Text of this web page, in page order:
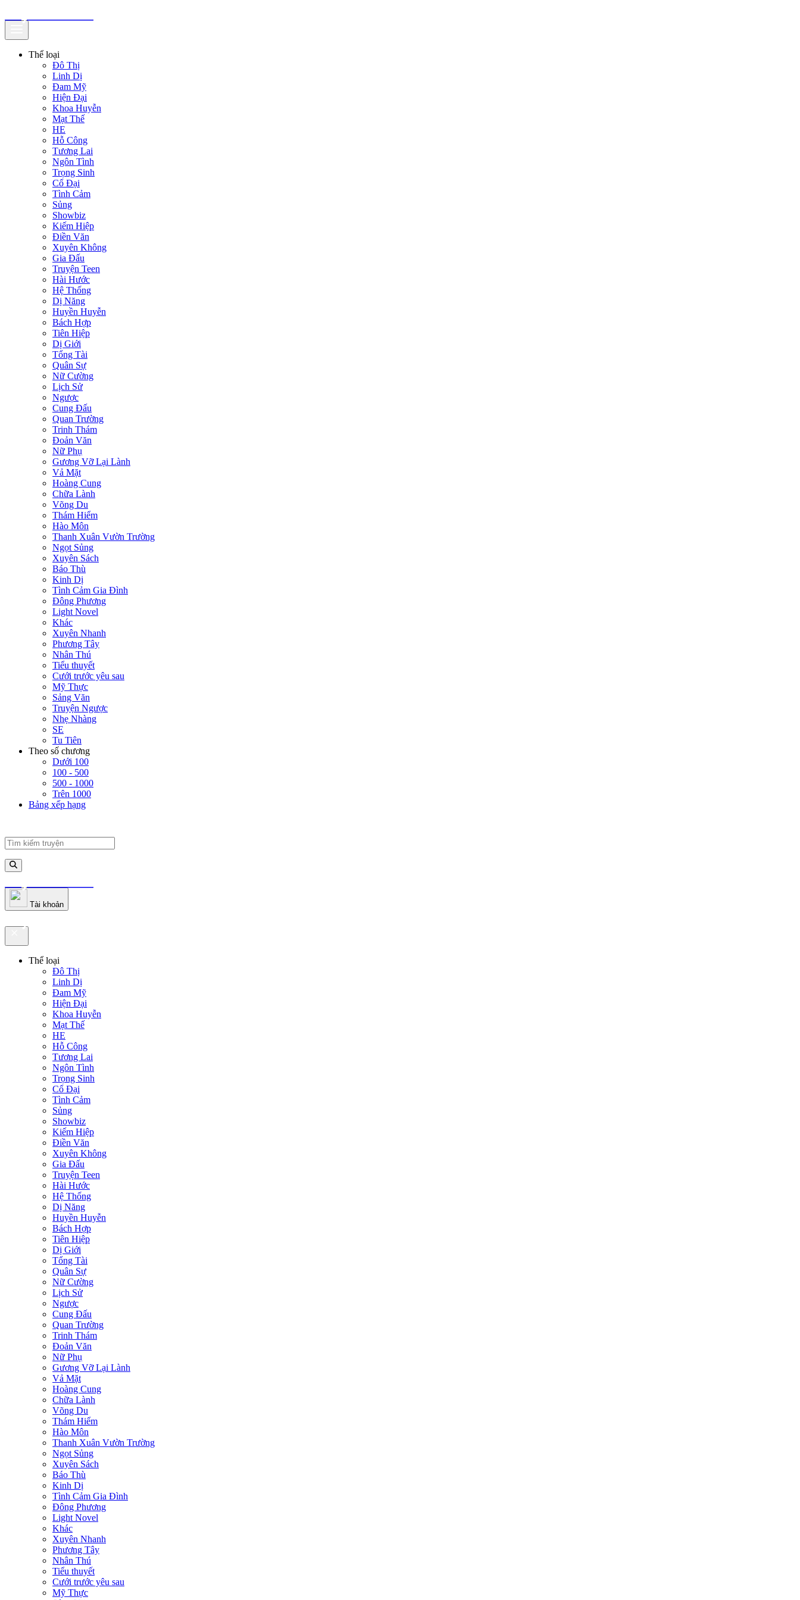
Thể loại
Đô Thị
Linh Dị
Đam Mỹ
Hiện Đại
Khoa Huyễn
Mạt Thế
HE
Hỗ Công
Tương Lai
Ngôn Tình
Trọng Sinh
Cổ Đại
Tình Cảm
Sủng
Showbiz
Kiếm Hiệp
Điền Văn
Xuyên Không
Gia Đấu
Truyện Teen
Hài Hước
Hệ Thống
Dị Năng
Huyền Huyễn
Bách Hợp
Tiên Hiệp
Dị Giới
Tổng Tài
Quân Sự
Nữ Cường
Lịch Sử
Ngược
Cung Đấu
Quan Trường
Trinh Thám
Đoản Văn
Nữ Phụ
Gương Vỡ Lại Lành
Vả Mặt
Hoàng Cung
Chữa Lành
Võng Du
Thám Hiểm
Hào Môn
Thanh Xuân Vườn Trường
Ngọt Sủng
Xuyên Sách
Báo Thù
Kinh Dị
Tình Cảm Gia Đình
Đông Phương
Light Novel
Khác
Xuyên Nhanh
Phương Tây
Nhân Thú
Tiểu thuyết
Cưới trước yêu sau
Mỹ Thực
Sảng Văn
Truyện Ngược
Nhẹ Nhàng
SE
Tu Tiên
Theo số chương
Dưới 100
100 - 500
500 - 1000
Trên 1000
Bảng xếp hạng
truyenfullz.com
Tài khoản
truyenfullz.com
Thể loại
Đô Thị
Linh Dị
Đam Mỹ
Hiện Đại
Khoa Huyễn
Mạt Thế
HE
Hỗ Công
Tương Lai
Ngôn Tình
Trọng Sinh
Cổ Đại
Tình Cảm
Sủng
Showbiz
Kiếm Hiệp
Điền Văn
Xuyên Không
Gia Đấu
Truyện Teen
Hài Hước
Hệ Thống
Dị Năng
Huyền Huyễn
Bách Hợp
Tiên Hiệp
Dị Giới
Tổng Tài
Quân Sự
Nữ Cường
Lịch Sử
Ngược
Cung Đấu
Quan Trường
Trinh Thám
Đoản Văn
Nữ Phụ
Gương Vỡ Lại Lành
Vả Mặt
Hoàng Cung
Chữa Lành
Võng Du
Thám Hiểm
Hào Môn
Thanh Xuân Vườn Trường
Ngọt Sủng
Xuyên Sách
Báo Thù
Kinh Dị
Tình Cảm Gia Đình
Đông Phương
Light Novel
Khác
Xuyên Nhanh
Phương Tây
Nhân Thú
Tiểu thuyết
Cưới trước yêu sau
Mỹ Thực